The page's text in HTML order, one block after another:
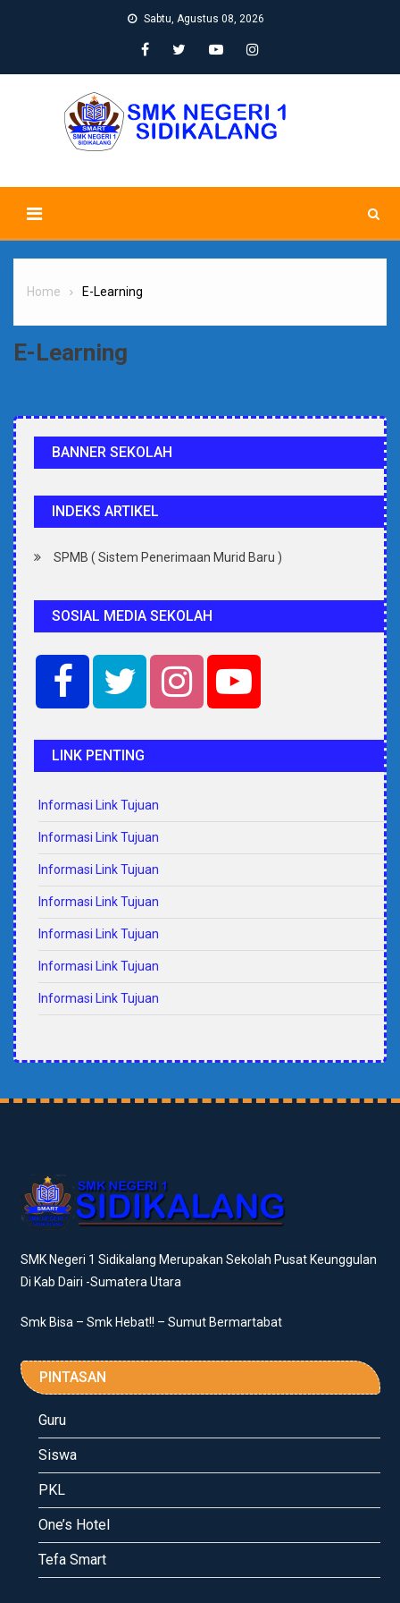
Sabtu, Agustus 08, 2026
Home E-Learning
E-Learning
BANNER SEKOLAH
INDEKS ARTIKEL
SPMB ( Sistem Penerimaan Murid Baru )
SOSIAL MEDIA SEKOLAH
LINK PENTING
Informasi Link Tujuan
Informasi Link Tujuan
Informasi Link Tujuan
Informasi Link Tujuan
Informasi Link Tujuan
Informasi Link Tujuan
Informasi Link Tujuan
SMK Negeri 1 Sidikalang Merupakan Sekolah Pusat Keunggulan
Di Kab Dairi -Sumatera Utara
Smk Bisa – Smk Hebat!! – Sumut Bermartabat
PINTASAN
Guru
Siswa
PKL
One’s Hotel
Tefa Smart